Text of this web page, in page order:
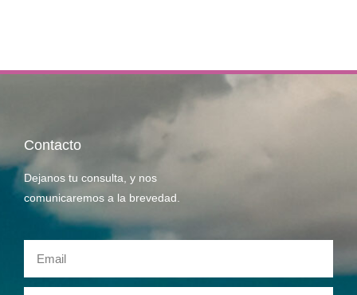
Contacto
Dejanos tu consulta, y nos
comunicaremos a la brevedad.